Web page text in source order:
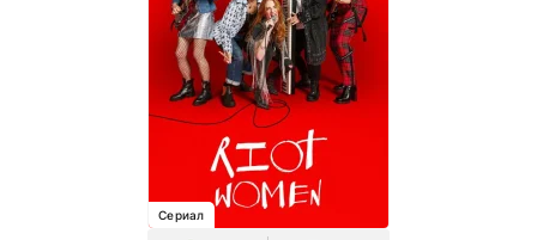
Сериал